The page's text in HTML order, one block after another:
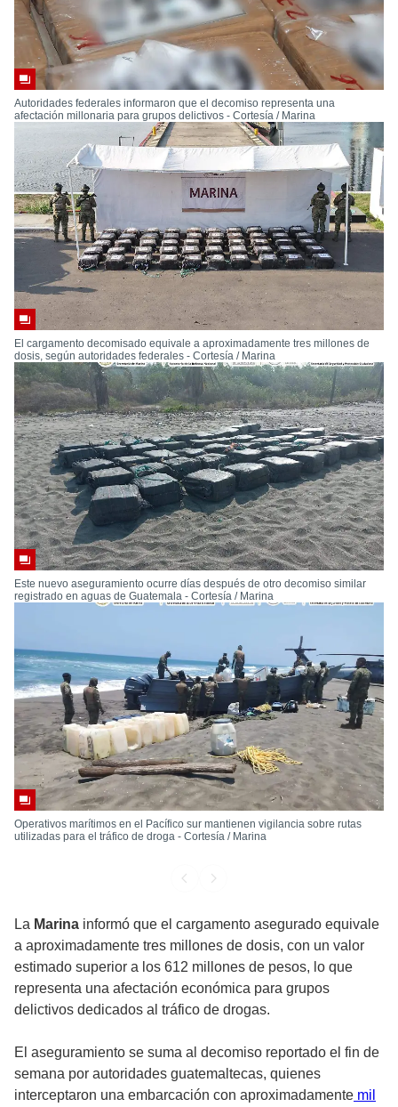
Autoridades federales informaron que el decomiso representa una
afectación millonaria para grupos delictivos - Cortesía / Marina
El cargamento decomisado equivale a aproximadamente tres millones de
dosis, según autoridades federales - Cortesía / Marina
Este nuevo aseguramiento ocurre días después de otro decomiso similar
registrado en aguas de Guatemala - Cortesía / Marina
Operativos marítimos en el Pacífico sur mantienen vigilancia sobre rutas
utilizadas para el tráfico de droga - Cortesía / Marina
La Marina informó que el cargamento asegurado equivale
a aproximadamente tres millones de dosis, con un valor
estimado superior a los 612 millones de pesos, lo que
representa una afectación económica para grupos
delictivos dedicados al tráfico de drogas.
El aseguramiento se suma al decomiso reportado el fin de
semana por autoridades guatemaltecas, quienes
interceptaron una embarcación con aproximadamente mil